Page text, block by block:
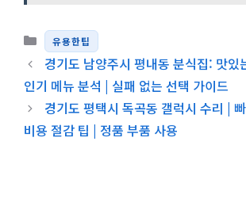
카테고리
유용한팁
경기도 남양주시 평내동 분식집: 맛있
인기 메뉴 분석 | 실패 없는 선택 가이드
경기도 평택시 독곡동 갤럭시 수리 |
비용 절감 팁 | 정품 부품 사용